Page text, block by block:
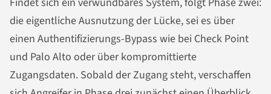
die eigentliche Ausnutzung der Lücke, sei es über
einen Authentifizierungs-Bypass wie bei Check Point
und Palo Alto oder über kompromittierte
Zugangsdaten. Sobald der Zugang steht, verschaffen